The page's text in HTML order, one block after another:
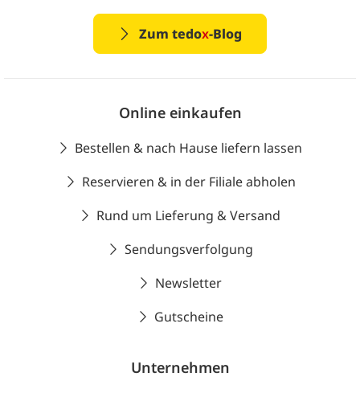
Zum tedox-Blog
Online einkaufen
Bestellen & nach Hause liefern lassen
Reservieren & in der Filiale abholen
Rund um Lieferung & Versand
Sendungsverfolgung
Newsletter
Gutscheine
Unternehmen